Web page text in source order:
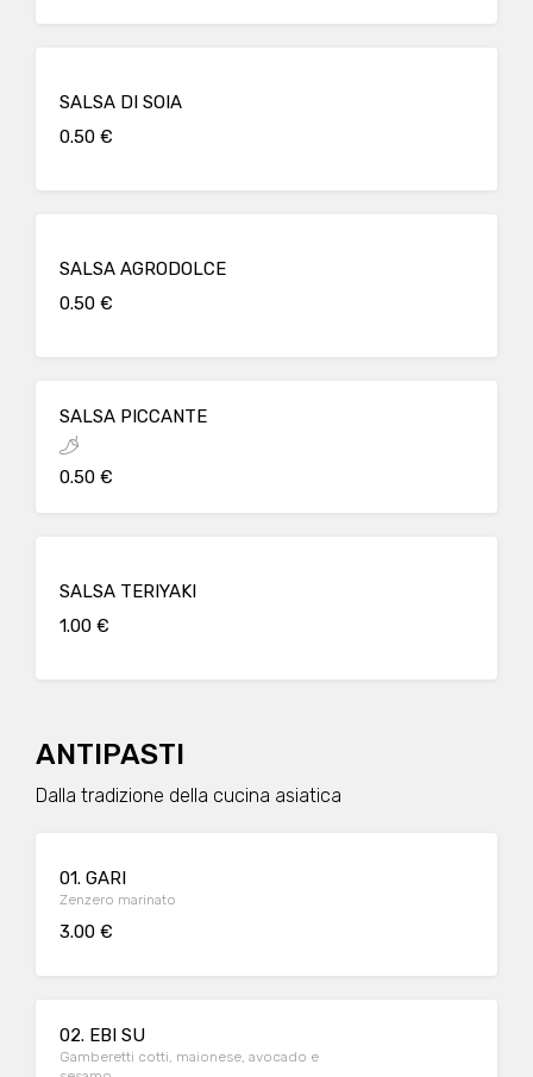
SALSA DI SOIA
0.50 €
SALSA AGRODOLCE
0.50 €
SALSA PICCANTE
0.50 €
SALSA TERIYAKI
1.00 €
ANTIPASTI
Dalla tradizione della cucina asiatica
01. GARI
Zenzero marinato
3.00 €
02. EBI SU
Gamberetti cotti, maionese, avocado e